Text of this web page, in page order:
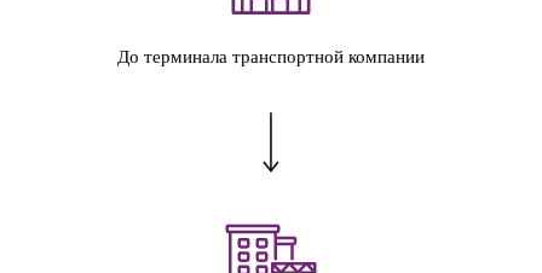
До терминала транспортной компании